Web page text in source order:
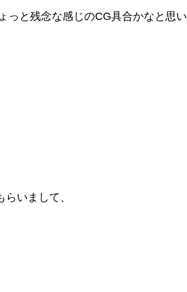
っと残念な感じのCG具合かなと思い
いまして、